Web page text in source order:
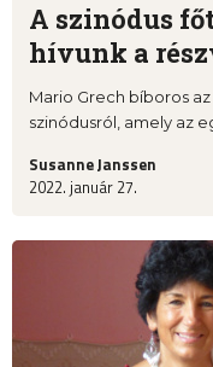
A szinódus
hívunk a
Mario Grech bíboros
szinódusról, amely az
Susanne Janssen
2022. január 27.